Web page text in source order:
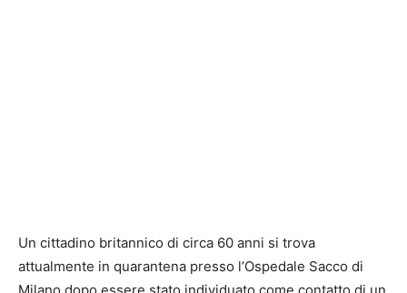
Un cittadino britannico di circa 60 anni si trova
attualmente in quarantena presso l’Ospedale Sacco di